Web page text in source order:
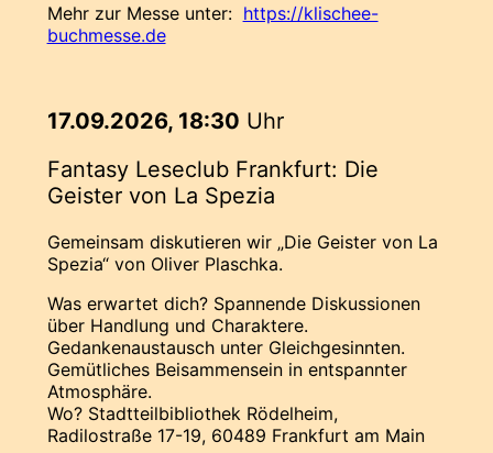
Mehr zur Messe unter: https://klischee-
buchmesse.de
17.09.2026, 18:30 Uhr
Fantasy Leseclub Frankfurt: Die
Geister von La Spezia
Gemeinsam diskutieren wir „Die Geister von La
Spezia“ von Oliver Plaschka.
Was erwartet dich? Spannende Diskussionen
über Handlung und Charaktere.
Gedankenaustausch unter Gleichgesinnten.
Gemütliches Beisammensein in entspannter
Atmosphäre.
Wo? Stadtteilbibliothek Rödelheim,
Radilostraße 17-19, 60489 Frankfurt am Main